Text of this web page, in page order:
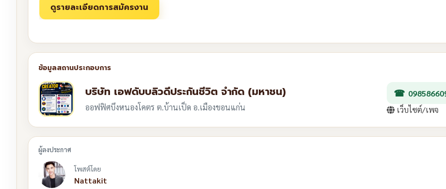
บริษัท เอฟดับบลิวดีประกันชีวิต จำกัด (มหาชน)
ออฟฟิศบึงหนองโคตร ต.บ้านเป็ด อ.เมืองขอนแก่น
เว็บไซต์/เพจ
โพสต์โดย
Nattakit